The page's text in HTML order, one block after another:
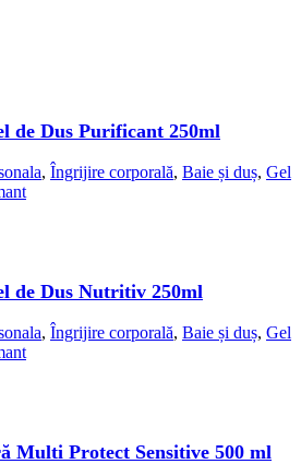
de Dus Purificant 250ml
, Îngrijire corporală, Baie și duș, Gel
de Dus Nutritiv 250ml
, Îngrijire corporală, Baie și duș, Gel
Multi Protect Sensitive 500 ml